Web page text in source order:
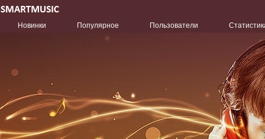
Новинки Популярное Пользователи